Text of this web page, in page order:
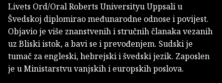
Livets Ord/Oral Roberts Universityu Uppsali u
Švedskoj diplomirao međunarodne odnose i povijest.
Objavio je više znanstvenih i stručnih članaka vezanih
uz Bliski istok, a bavi se i prevođenjem. Sudski je
tumač za engleski, hebrejski i švedski jezik. Zaposlen
je u Ministarstvu vanjskih i europskih poslova.